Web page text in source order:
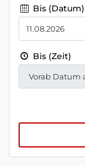
Bis (Datum)
Bis (Zeit)